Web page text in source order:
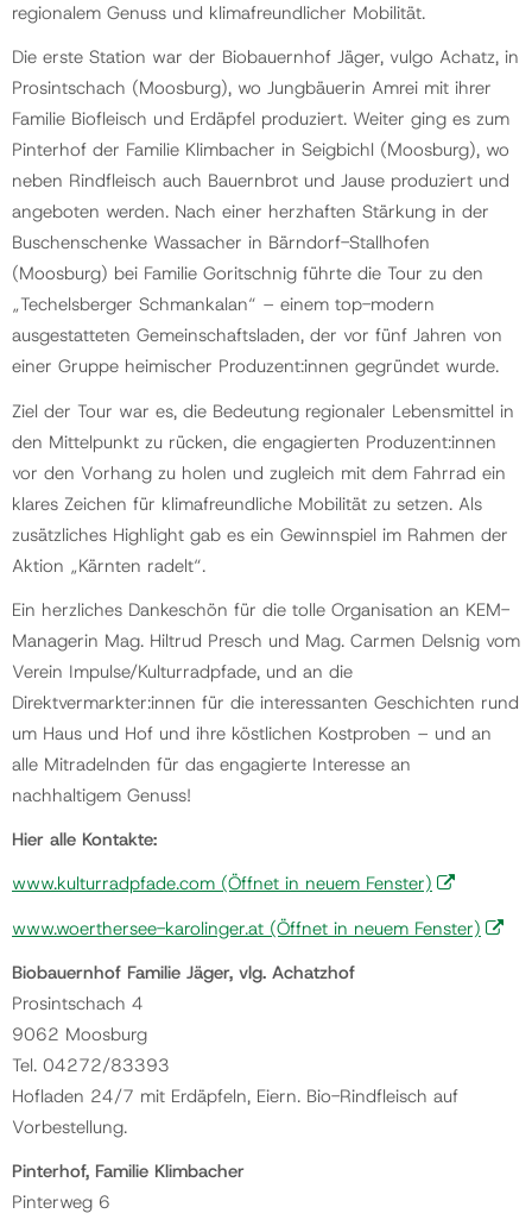
regionalem Genuss und klimafreundlicher Mobilität.
Die erste Station war der Biobauernhof Jäger, vulgo Achatz, in
Prosintschach (Moosburg), wo Jungbäuerin Amrei mit ihrer
Familie Biofleisch und Erdäpfel produziert. Weiter ging es zum
Pinterhof der Familie Klimbacher in Seigbichl (Moosburg), wo
neben Rindfleisch auch Bauernbrot und Jause produziert und
angeboten werden. Nach einer herzhaften Stärkung in der
Buschenschenke Wassacher in Bärndorf-Stallhofen
(Moosburg) bei Familie Goritschnig führte die Tour zu den
„Techelsberger Schmankalan“ – einem top-modern
ausgestatteten Gemeinschaftsladen, der vor fünf Jahren von
einer Gruppe heimischer Produzent:innen gegründet wurde.
Ziel der Tour war es, die Bedeutung regionaler Lebensmittel in
den Mittelpunkt zu rücken, die engagierten Produzent:innen
vor den Vorhang zu holen und zugleich mit dem Fahrrad ein
klares Zeichen für klimafreundliche Mobilität zu setzen. Als
zusätzliches Highlight gab es ein Gewinnspiel im Rahmen der
Aktion „Kärnten radelt“.
Ein herzliches Dankeschön für die tolle Organisation an KEM-
Managerin Mag. Hiltrud Presch und Mag. Carmen Delsnig vom
Verein Impulse/Kulturradpfade, und an die
Direktvermarkter:innen für die interessanten Geschichten rund
um Haus und Hof und ihre köstlichen Kostproben – und an
alle Mitradelnden für das engagierte Interesse an
nachhaltigem Genuss!
Hier alle Kontakte:
www.kulturradpfade.com (Öffnet in neuem Fenster)
www.woerthersee-karolinger.at (Öffnet in neuem Fenster)
Biobauernhof Familie Jäger, vlg. Achatzhof
Prosintschach 4
9062 Moosburg
Tel. 04272/83393
Hofladen 24/7 mit Erdäpfeln, Eiern. Bio-Rindfleisch auf
Vorbestellung.
Pinterhof, Familie Klimbacher
Pinterweg 6